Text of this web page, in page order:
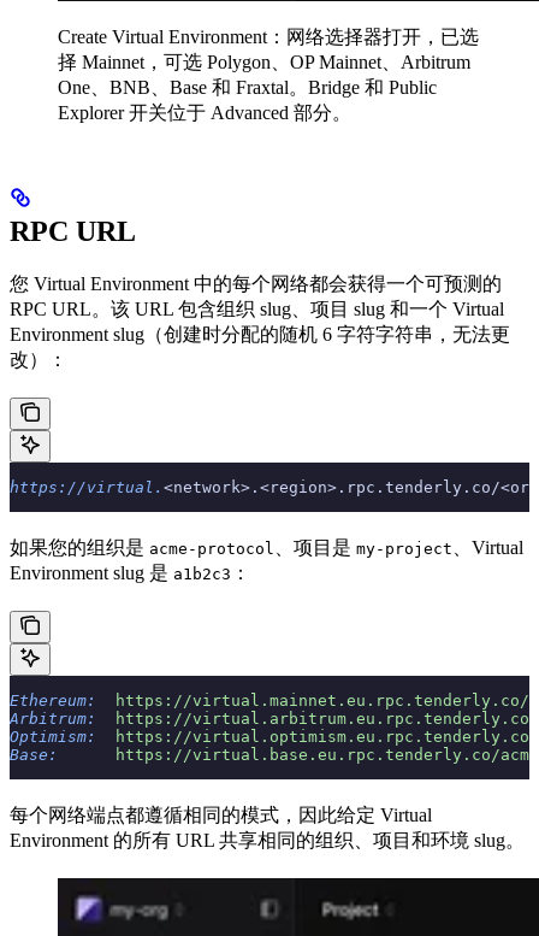
Create Virtual Environment：网络选择器打开，已选
择 Mainnet，可选 Polygon、OP Mainnet、Arbitrum
One、BNB、Base 和 Fraxtal。Bridge 和 Public
Explorer 开关位于 Advanced 部分。
RPC URL
您 Virtual Environment 中的每个网络都会获得一个可预测的
RPC URL。该 URL 包含组织 slug、项目 slug 和一个 Virtual
Environment slug（创建时分配的随机 6 字符字符串，无法更
改）：
https://virtual. <network>.<region>.rpc.tenderly.co/
如果您的组织是 acme-protocol 、项目是 my-project
、Virtual
Environment slug 是 a1b2c3 ：
Ethereum:
https://
Arbitrum:
https://
Optimism:
https://
Base:
https://virtual.base.eu.rpc.tenderly.co/
每个网络端点都遵循相同的模式，因此给定 Virtual
Environment 的所有 URL 共享相同的组织、项目和环境 slug。